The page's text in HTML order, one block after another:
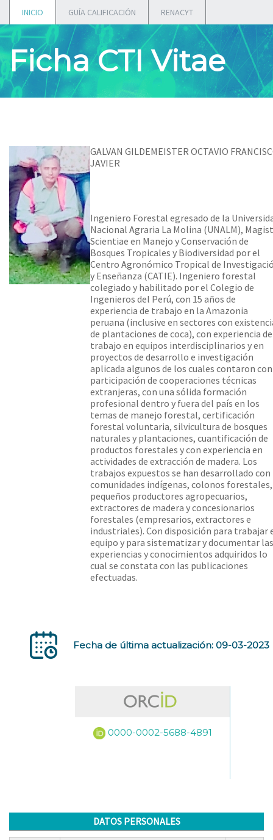
INICIO GUÍA CALIFICACIÓN RENACYT
Ficha CTI Vitae
GALVAN GILDEMEISTER OCTAVIO
JAVIER
Ingeniero Forestal egresado de la
Nacional Agraria La Molina (UNALM),
Scientiae en Manejo y Conservación de
Bosques Tropicales y Biodiversidad por el
Centro Agronómico Tropical de
y Enseñanza (CATIE). Ingeniero forestal
colegiado y habilitado por el Colegio de
Ingenieros del Perú, con 15 años de
experiencia de trabajo en la Amazonia
peruana (inclusive en sectores con
de plantaciones de coca), con experiencia de
trabajo en equipos interdisciplinarios y en
proyectos de desarrollo e investigación
aplicada algunos de los cuales contaron con
participación de cooperaciones técnicas
extranjeras, con una sólida formación
profesional dentro y fuera del país en los
temas de manejo forestal, certificación
forestal voluntaria, silvicultura de bosques
naturales y plantaciones, cuantificación de
productos forestales y con experiencia en
actividades de extracción de madera. Los
trabajos expuestos se han desarrollado con
comunidades indígenas, colonos forestales,
pequeños productores agropecuarios,
extractores de madera y concesionarios
forestales (empresarios, extractores e
industriales). Con disposición para trabajar
equipo y para sistematizar y documentar las
experiencias y conocimientos adquiridos lo
cual se constata con las publicaciones
efectuadas.
Fecha de última actualización: 09-03-2023
0000-0002-5688-4891
DATOS PERSONALES